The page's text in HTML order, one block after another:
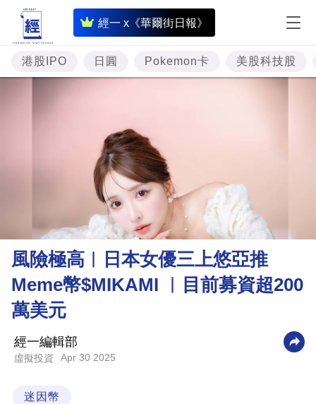
經一 x《華爾街日報》
即
時
財
經
資
樓
市
理
商
技
港股IPO 日圓 Pokemon卡 美股科技股
風險極高︳日本女優三上悠亞推
Meme幣$MIKAMI ︳目前募資超200
萬美元
經一編輯部
虛擬投資 Apr 30 2025
迷因幣